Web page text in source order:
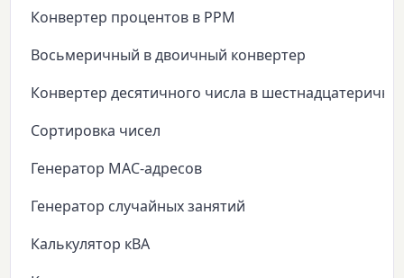
Конвертер процентов в PPM
Восьмеричный в двоичный конвертер
Конвертер десятичного числа в
Сортировка чисел
Генератор MAC-адресов
Генератор случайных занятий
Калькулятор кВА